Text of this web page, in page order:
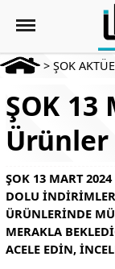
> ŞOK
ŞOK
ŞOK 13 MART
DOLU
ÜRÜNLERINDE
MERAKLA
ACELE EDIN,